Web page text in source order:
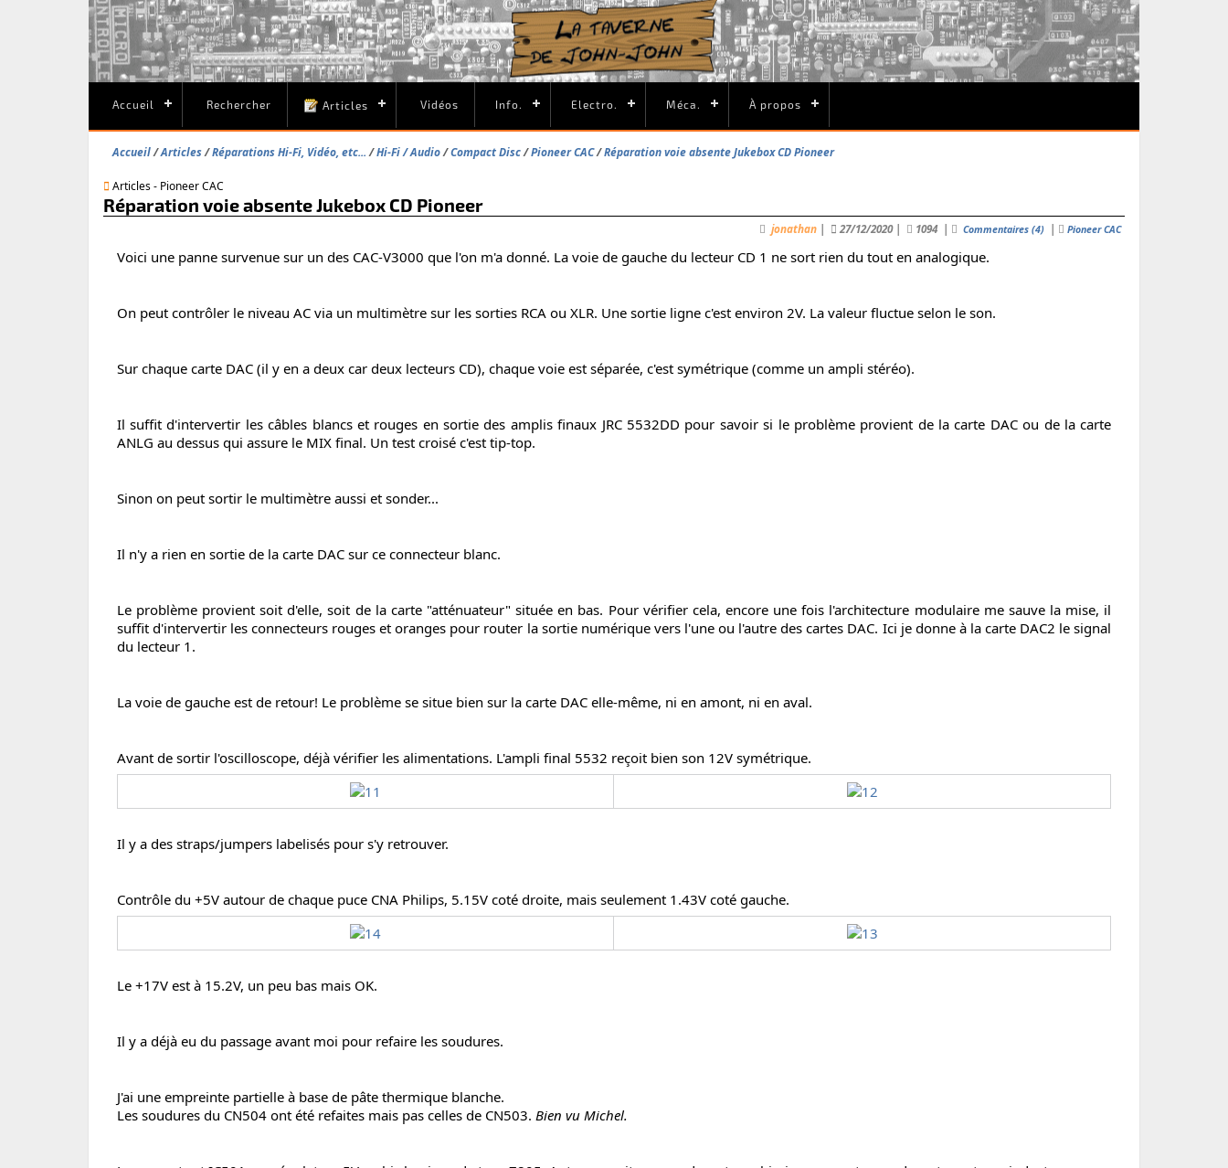
Accueil Rechercher Articles Vidéos Info. Electro. Méca. À propos
Accueil Articles Réparations Hi-Fi, Vidéo, etc... Hi-Fi / Audio Compact Disc Pioneer CAC Réparation voie absente Jukebox CD Pioneer
Articles - Pioneer CAC
Réparation voie absente Jukebox CD Pioneer
jonathan | 27/12/2020| 1094| Commentaires (4) | Pioneer CAC
Voici une panne survenue sur un des CAC-V3000 que l'on m'a donné. La voie de gauche du lecteur CD 1 ne sort rien du tout en analogique.
On peut contrôler le niveau AC via un multimètre sur les sorties RCA ou XLR. Une sortie ligne c'est environ 2V. La valeur fluctue selon le son.
Sur chaque carte DAC (il y en a deux car deux lecteurs CD), chaque voie est séparée, c'est symétrique (comme un ampli stéréo).
Il suffit d'intervertir les câbles blancs et rouges en sortie des amplis finaux JRC 5532DD pour savoir si le problème provient de la carte DAC ou de la carte
ANLG au dessus qui assure le MIX final. Un test croisé c'est tip-top.
Sinon on peut sortir le multimètre aussi et sonder...
Il n'y a rien en sortie de la carte DAC sur ce connecteur blanc.
Le problème provient soit d'elle, soit de la carte "atténuateur" située en bas. Pour vérifier cela, encore une fois l'architecture modulaire me sauve la mise, il
suffit d'intervertir les connecteurs rouges et oranges pour router la sortie numérique vers l'une ou l'autre des cartes DAC. Ici je donne à la carte DAC2 le signal
du lecteur 1.
La voie de gauche est de retour! Le problème se situe bien sur la carte DAC elle-même, ni en amont, ni en aval.
Avant de sortir l'oscilloscope, déjà vérifier les alimentations. L'ampli final 5532 reçoit bien son 12V symétrique.
Il y a des straps/jumpers labelisés pour s'y retrouver.
Contrôle du +5V autour de chaque puce CNA Philips, 5.15V coté droite, mais seulement 1.43V coté gauche.
Le +17V est à 15.2V, un peu bas mais OK.
Il y a déjà eu du passage avant moi pour refaire les soudures.
J'ai une empreinte partielle à base de pâte thermique blanche.
Les soudures du CN504 ont été refaites mais pas celles de CN503. Bien vu Michel.